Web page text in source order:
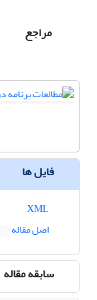
مراجع
فایل ها
اصل مقاله
سابقه مقاله